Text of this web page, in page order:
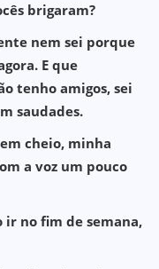
brigaram?
nem sei porque
E que
tenho amigos, sei
saudades.
cheio, minha
a voz um pouco
ir no fim de semana,